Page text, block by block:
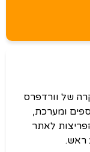
של וורדפרס
ומערכת,
לאתר
ראש.